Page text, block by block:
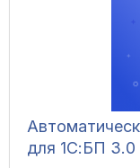
для 1С:БП 3.0